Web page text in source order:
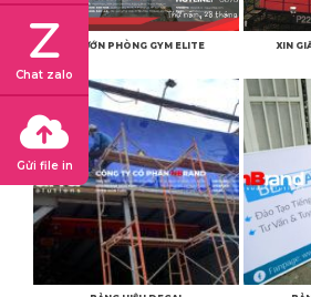
PHƯỚN PHÒNG GYM ELITE XIN
Chat zalo
Gửi file in